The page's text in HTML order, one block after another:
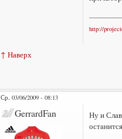
http://
↑ Наверх
Ср, 03/06/2009 - 08:13
GerrardFan
Ну и